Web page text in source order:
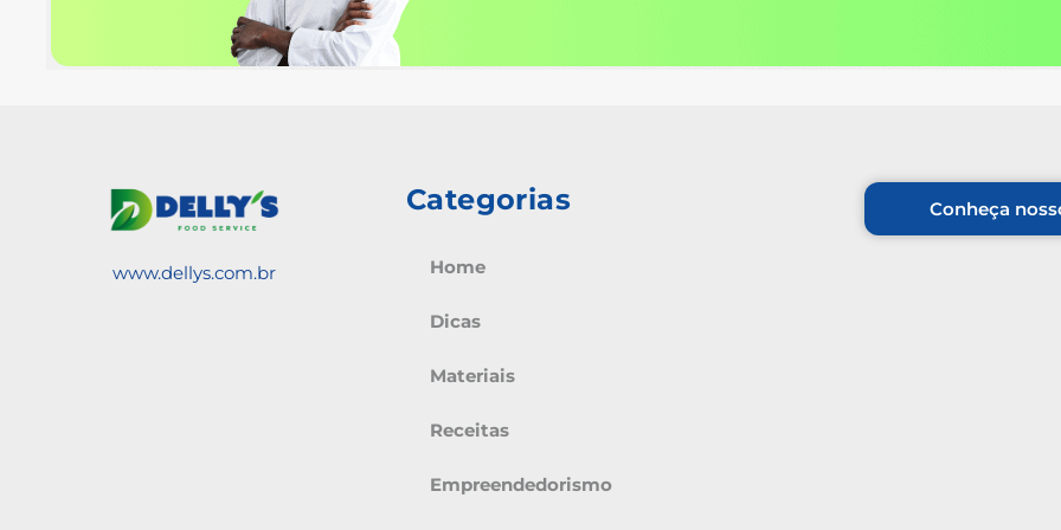
www.dellys.com.br
Categorias
Home
Dicas
Materiais
Receitas
Empreendedorismo
Conheça